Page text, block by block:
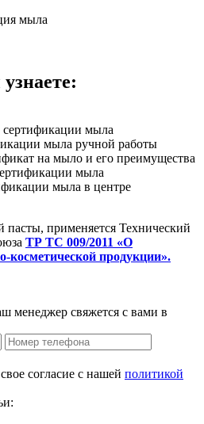
мыла
мыла
мыла ручной работы
на мыло и его преимущества
мыла
мыла в центре
пасты, применяется Технический
ТР ТС 009/2011 «О
косметической продукции».
менеджер свяжется с вами в
согласие с нашей политикой